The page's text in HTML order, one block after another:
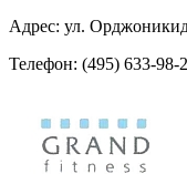
Адрес: ул.
Телефон: (495) 633-98-